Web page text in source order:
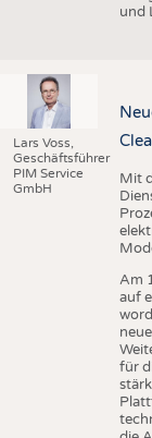
und
Lars Voss,
Geschäftsführer
PIM Service
GmbH
Mit
Am
auf
für